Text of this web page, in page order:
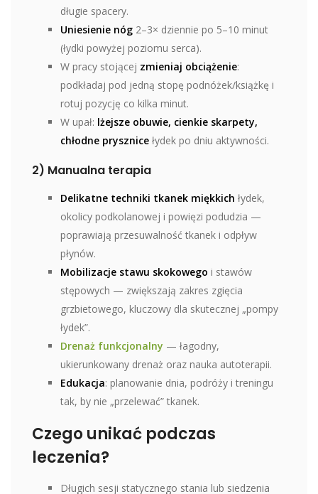
długie spacery.
Uniesienie nóg 2–3× dziennie po 5–10 minut
(łydki powyżej poziomu serca).
W pracy stojącej zmieniaj obciążenie:
podkładaj pod jedną stopę podnóżek/książkę i
rotuj pozycję co kilka minut.
W upał: lżejsze obuwie, cienkie skarpety,
chłodne prysznice łydek po dniu aktywności.
2) Manualna terapia
Delikatne techniki tkanek miękkich łydek,
okolicy podkolanowej i powięzi podudzia —
poprawiają przesuwalność tkanek i odpływ
płynów.
Mobilizacje stawu skokowego i stawów
stępowych — zwiększają zakres zgięcia
grzbietowego, kluczowy dla skutecznej „pompy
łydek”.
Drenaż funkcjonalny — łagodny,
ukierunkowany drenaż oraz nauka autoterapii.
Edukacja: planowanie dnia, podróży i treningu
tak, by nie „przelewać” tkanek.
Czego unikać podczas
leczenia?
Długich sesji statycznego stania lub siedzenia